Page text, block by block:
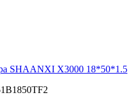
SHAANXI Х3000 18*50*1.5